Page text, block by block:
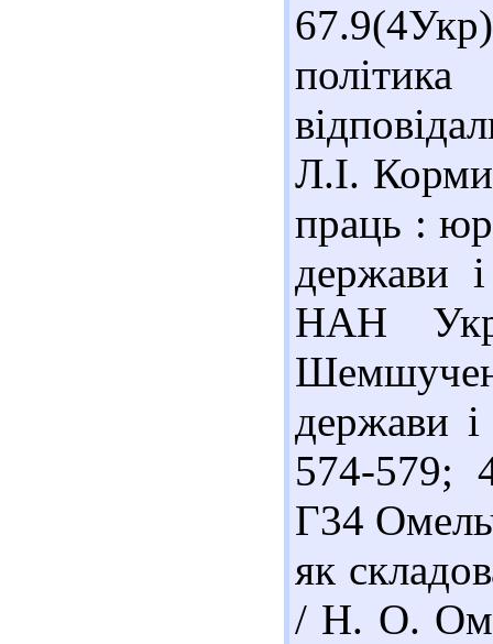
Л.І.
праць :
держави
НАН
держави
574-579;
Г34
як
/ Н. О.